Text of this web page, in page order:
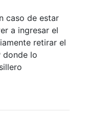
caso de estar
a ingresar el
retirar el
donde lo